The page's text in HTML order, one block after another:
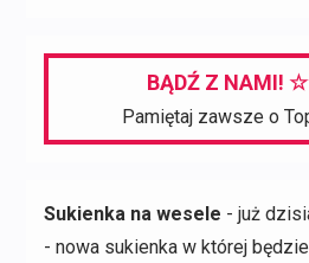
BĄDŹ Z
Pamiętaj zawsze o
Sukienka na wesele - już
- nowa sukienka w której